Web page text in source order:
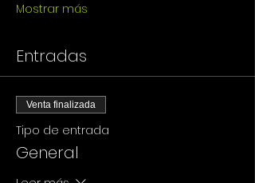
Mostrar más
Entradas
Venta finalizada
Tipo de entrada
General